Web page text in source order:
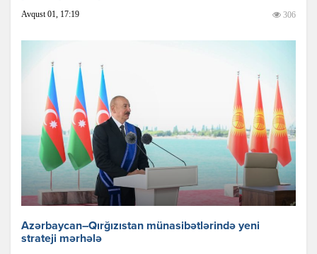
Avqust 01, 17:19 306
Azərbaycan–Qırğızıstan münasibətlərində yeni
strateji mərhələ